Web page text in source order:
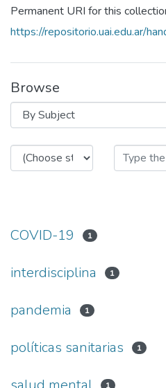
Permanent URI for this
https://repositorio.uai.edu.ar/
Browse
Browsing
COVID-19 1
interdisciplina 1
pandemia 1
políticas sanitarias 1
1